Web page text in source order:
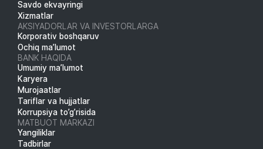
Savdo ekvayringi
Xizmatlar
AKSIYADORLAR VA INVESTORLARGA
Korporativ boshqaruv
Ochiq ma’lumot
BANK HAQIDA
Umumiy ma’lumot
Karyera
Murojaatlar
Tariflar va hujjatlar
Korrupsiya to’g’risida
MATBUOT MARKAZI
Yangiliklar
Tadbirlar